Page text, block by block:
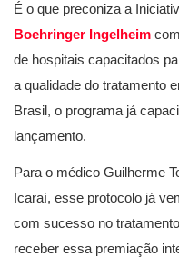
É o que preconiza a
Boehringer Ingelheim
de hospitais capacitados
a qualidade do tratamento
Brasil, o programa já
lançamento.
Para o médico Guilherme
Icaraí, esse protocolo já
com sucesso no
receber essa premiação